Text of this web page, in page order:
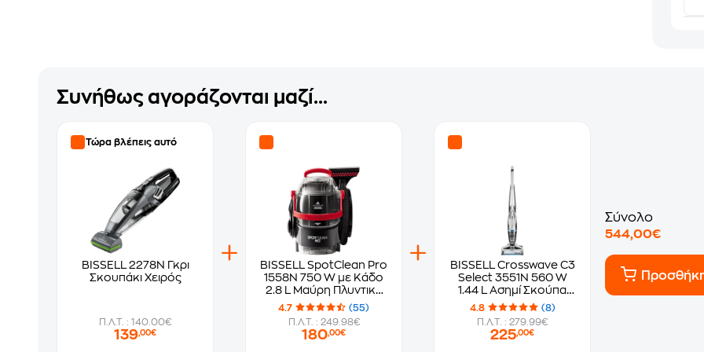
Συνήθως αγοράζονται μαζί...
Τώρα βλέπεις αυτό
BISSELL 2278N Γκρι
Σκουπάκι Χειρός
Π.Λ.Τ. : 140.00€
139,00€
BISSELL SpotClean Pro
1558N 750 W με Κάδο
2.8 L Μαύρη Πλυντική
Σκούπα
4.7
(55)
Π.Λ.Τ. : 249.98€
180,00€
BISSELL Crosswave C3
Select 3551N 560 W
1.44 L Ασημί Σκούπα
Stick
4.8
(8)
Π.Λ.Τ. : 279.99€
225,00€
Σύνολο
544,00€